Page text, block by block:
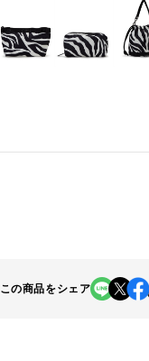
この商品をシェア